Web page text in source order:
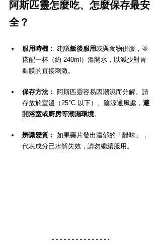
阿斯匹靈怎麼吃、怎麼保存最安
全？
服用時機： 建議飯後服用或與食物併服，並
搭配一杯（約 240ml）溫開水，以減少對胃
黏膜的直接刺激。
保存方法： 阿斯匹靈容易因潮濕而分解。請
存放於室溫（25°C 以下）、陰涼通風處， 避
開浴室或廚房等潮濕環境。
辨識變質： 如果藥片發出濃郁的「醋味」，
代表成分已水解失效，請勿繼續服用。